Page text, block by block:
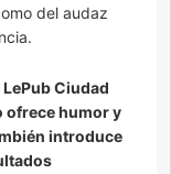
del audaz
Ciudad
ofrece humor y
introduce